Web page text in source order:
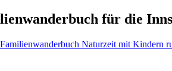
für die